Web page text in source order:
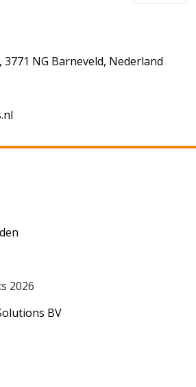
3771 NG Barneveld, Nederland
2026
BV